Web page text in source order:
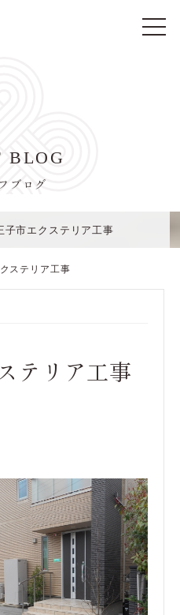
t
BLOG
ブログ
子市エクステリア工事
ステリア工事
テリア工事